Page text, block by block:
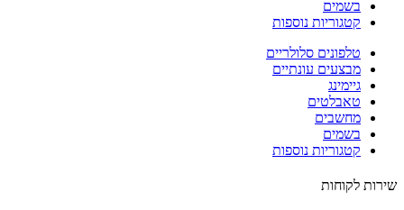
בשמים
קטגוריות נוספות
טלפונים סלולריים
מבצעים עונתיים
גיימינג
טאבלטים
מחשבים
בשמים
קטגוריות נוספות
לקוחות